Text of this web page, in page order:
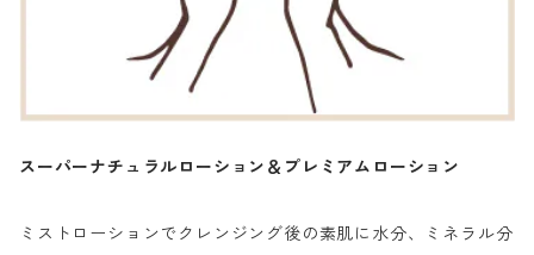
スーパーナチュラルローション＆プレミアムローション
ミストローションでクレンジング後の素肌に水分、ミネラル分